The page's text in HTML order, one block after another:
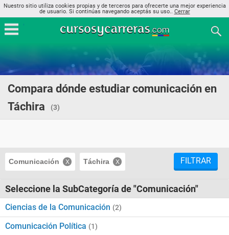
Nuestro sitio utiliza cookies propias y de terceros para ofrecerte una mejor experiencia
de usuario. Si continúas navegando aceptás su uso.. Cerrar
Compara dónde estudiar comunicación en
Táchira
(3)
Comunicación Táchira FILTRAR
Seleccione la SubCategoría de "Comunicación"
Ciencias de la Comunicación (2)
Comunicación Política (1)